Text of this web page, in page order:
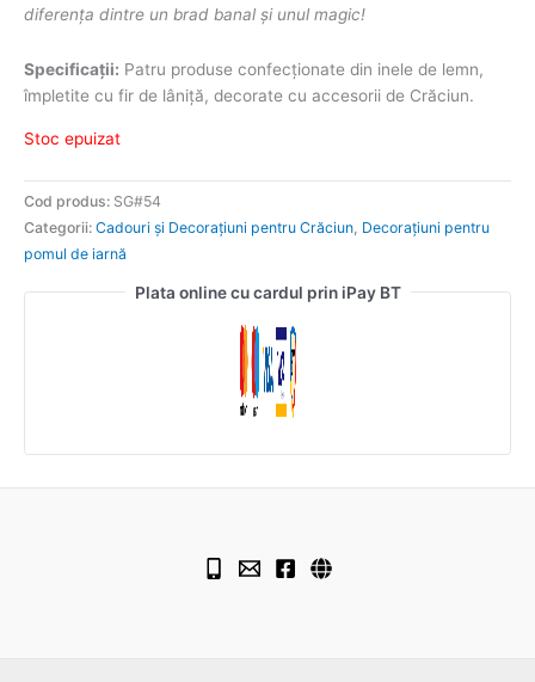
diferența dintre un brad banal și unul magic!
Specificații: Patru produse confecționate din inele de lemn,
împletite cu fir de lâniță, decorate cu accesorii de Crăciun.
Stoc epuizat
Cod produs: SG#54
Categorii: Cadouri și Decorațiuni pentru Crăciun Decorațiuni pentru
pomul de iarnă
Plata online cu cardul prin iPay BT